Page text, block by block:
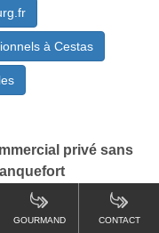
GOURMAND CONTACT
à Cestas
privé sans